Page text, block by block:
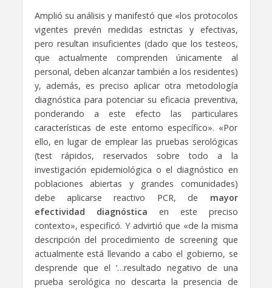
Amplió su análisis y manifestó que «los protocolos
vigentes prevén medidas estrictas y efectivas,
pero resultan insuficientes (dado que los testeos,
que actualmente comprenden únicamente al
personal, deben alcanzar también a los residentes)
y, además, es preciso aplicar otra metodología
diagnóstica para potenciar su eficacia preventiva,
ponderando a este efecto las particulares
características de este entorno específico». «Por
ello, en lugar de emplear las pruebas serológicas
(test rápidos, reservados sobre todo a la
investigación epidemiológica o el diagnóstico en
poblaciones abiertas y grandes comunidades)
debe aplicarse reactivo PCR, de mayor
efectividad diagnóstica en este preciso
contexto», especificó. Y advirtió que «de la misma
descripción del procedimiento de screening que
actualmente está llevando a cabo el gobierno, se
desprende que el ‘…resultado negativo de una
prueba serológica no descarta la presencia de